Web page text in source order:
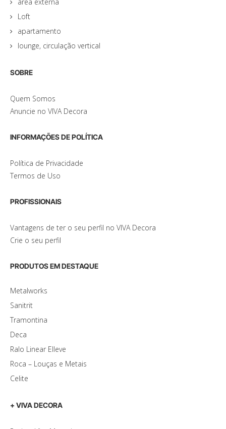
Loft
apartamento
lounge, circulação vertical
SOBRE
Quem Somos
Anuncie no VIVA Decora
INFORMAÇÕES DE POLÍTICA
Política de Privacidade
Termos de Uso
PROFISSIONAIS
Vantagens de ter o seu perfil no VIVA Decora
Crie o seu perfil
PRODUTOS EM DESTAQUE
Metalworks
Sanitrit
Tramontina
Deca
Ralo Linear Elleve
Roca – Louças e Metais
Celite
+ VIVA DECORA